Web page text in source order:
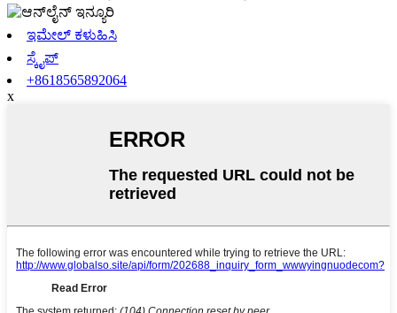
ಇಮೇಲ್ ಕಳುಹಿಸಿ
ಸ್ಕೈಪ್
+8618565892064
x